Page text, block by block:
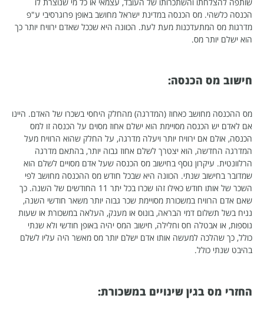
הכנסה כלשהי. מס הכנסה במדינת ישראל מחושב באופן פרוגרסיבי ע"פ
מדרגות מס המתעדכנות מעת לעת. הכוונה היא שככל שאדם ירוויח יותר כך
הוא ישלם יותר מס.
חישוב מס הכנסה:
מס ההכנסה מחושב כאחוז (המדרגה) מהחלק היחסי בשכרו של האדם. היינו
אם לאדם יש הכנסה מסויימת הוא ישלם אחוז מסוים על הכנסה זו למס
הכנסה, אולם אם ירוויח יותר ויעלה מדרגה, על החלק שהוא הרוויח מעל
המדרגה החדשה, הוא יצטרך לשלם אחוז גבוה יותר, בהתאם מדרגה
הרלוונטית. עיקרון נוסף בחישוב מס הכנסה שעל אדם מסויים לשלם הוא
שמדובר בחישוב שנתי. הכוונה היא שבכל חודש מס ההכנסה מחושב לפי
השכר של אותו חודש כאילו זהו שכרו בכל יתר 11 החודשים של השנה. כך
שאם אדם הרוויח במשכורת מסויימת שכר גבוה יותר משאר חודשי השנה,
נניח בשל תשלום דמי הבראה, בונוס או מענק, העלאה במשכורת או שעות
נוספות, או אבטלה חס וחלילה, חישוב המס יהיה באופן חודשי ולא שנתי
כולל, כך שהלכה למעשה אותו אדם ישלם יותר מס מאשר היה עליו לשלם
בהיבט שנתי כולל.
החזרי מס בגין שינויים במשכורת: